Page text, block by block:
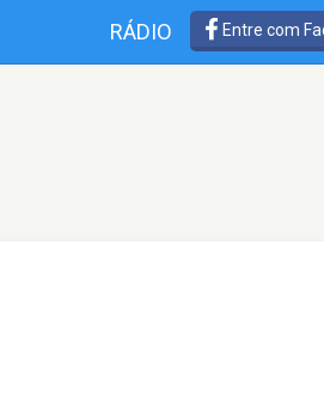
RÁDIO Entre com